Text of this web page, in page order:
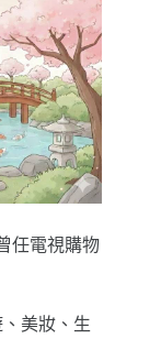
任電視購物
美妝、生